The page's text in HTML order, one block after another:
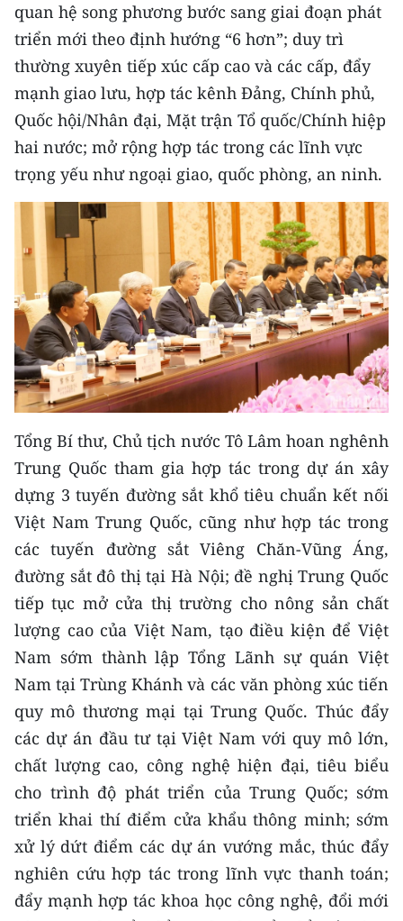
quan hệ song phương bước sang giai đoạn phát
triển mới theo định hướng “6 hơn”; duy trì
thường xuyên tiếp xúc cấp cao và các cấp, đẩy
mạnh giao lưu, hợp tác kênh Đảng, Chính phủ,
Quốc hội/Nhân đại, Mặt trận Tổ quốc/Chính hiệp
hai nước; mở rộng hợp tác trong các lĩnh vực
trọng yếu như ngoại giao, quốc phòng, an ninh.
Tổng Bí thư, Chủ tịch nước Tô Lâm hoan nghênh
Trung Quốc tham gia hợp tác trong dự án xây
dựng 3 tuyến đường sắt khổ tiêu chuẩn kết nối
Việt Nam Trung Quốc, cũng như hợp tác trong
các tuyến đường sắt Viêng Chăn-Vũng Áng,
đường sắt đô thị tại Hà Nội; đề nghị Trung Quốc
tiếp tục mở cửa thị trường cho nông sản chất
lượng cao của Việt Nam, tạo điều kiện để Việt
Nam sớm thành lập Tổng Lãnh sự quán Việt
Nam tại Trùng Khánh và các văn phòng xúc tiến
quy mô thương mại tại Trung Quốc. Thúc đẩy
các dự án đầu tư tại Việt Nam với quy mô lớn,
chất lượng cao, công nghệ hiện đại, tiêu biểu
cho trình độ phát triển của Trung Quốc; sớm
triển khai thí điểm cửa khẩu thông minh; sớm
xử lý dứt điểm các dự án vướng mắc, thúc đẩy
nghiên cứu hợp tác trong lĩnh vực thanh toán;
đẩy mạnh hợp tác khoa học công nghệ, đổi mới